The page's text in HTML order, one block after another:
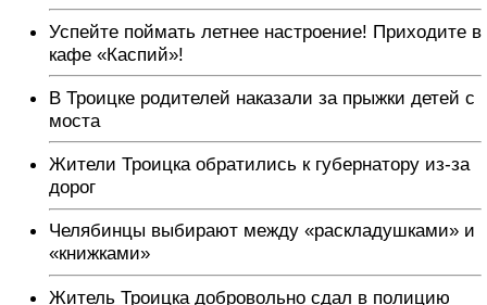
Успейте поймать летнее настроение! Приходите в
кафе «Каспий»!
В Троицке родителей наказали за прыжки детей с
моста
Жители Троицка обратились к губернатору из-за
дорог
Челябинцы выбирают между «раскладушками» и
«книжками»
Житель Троицка добровольно сдал в полицию